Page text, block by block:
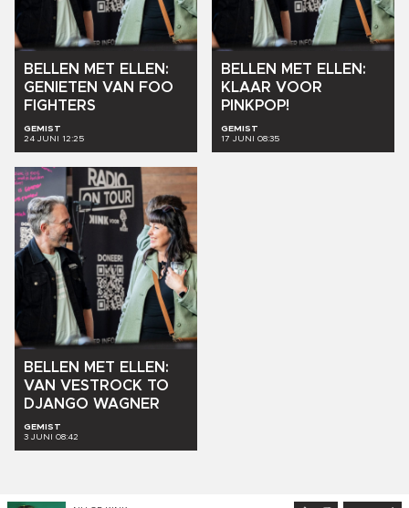
BELLEN MET ELLEN:
GENIETEN VAN
FOO
FIGHTERS
GEMIST
24 JUNI 12:25
BELLEN MET ELLEN:
KLAAR VOOR
PINKPOP!
GEMIST
17 JUNI 08:35
BELLEN MET ELLEN:
VAN VESTROCK TO
DJANGO WAGNER
GEMIST
3 JUNI 08:42